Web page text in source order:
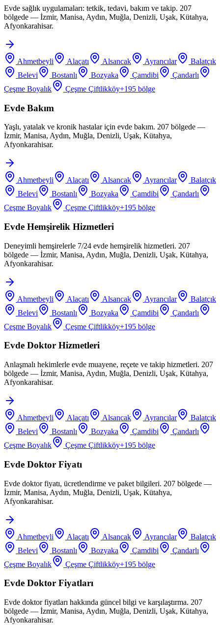
Evde sağlık uygulamaları: tetkik, tedavi, bakım ve takip. 207
bölgede — İzmir, Manisa, Aydın, Muğla, Denizli, Uşak, Kütahya,
Afyonkarahisar.
Ahmetbeyli Alaçatı Alsancak Ayrancılar
Balatçık
Belevi
Bostanlı Bozyaka Çamdibi
Çandarlı
Çeşme Boyalık
Çeşme Çiftlikköy+195 bölge
Evde Bakım
Yaşlı, yatalak ve kronik hastalar için evde bakım. 207 bölgede —
İzmir, Manisa, Aydın, Muğla, Denizli, Uşak, Kütahya,
Afyonkarahisar.
Ahmetbeyli Alaçatı Alsancak Ayrancılar
Balatçık
Belevi
Bostanlı Bozyaka Çamdibi
Çandarlı
Çeşme Boyalık
Çeşme Çiftlikköy+195 bölge
Evde Hemşirelik Hizmetleri
Deneyimli hemşirelerle 7/24 evde hemşirelik hizmetleri. 207
bölgede — İzmir, Manisa, Aydın, Muğla, Denizli, Uşak, Kütahya,
Afyonkarahisar.
Ahmetbeyli Alaçatı Alsancak Ayrancılar
Balatçık
Belevi
Bostanlı Bozyaka Çamdibi
Çandarlı
Çeşme Boyalık
Çeşme Çiftlikköy+195 bölge
Evde Doktor Hizmetleri
Anlaşmalı hekimlerle evde muayene, reçete ve takip hizmetleri. 207
bölgede — İzmir, Manisa, Aydın, Muğla, Denizli, Uşak, Kütahya,
Afyonkarahisar.
Ahmetbeyli Alaçatı Alsancak Ayrancılar
Balatçık
Belevi
Bostanlı Bozyaka Çamdibi
Çandarlı
Çeşme Boyalık
Çeşme Çiftlikköy+195 bölge
Evde Doktor Fiyatı
Evde doktor fiyatı, ücretlendirme ve paket bilgileri. 207 bölgede —
İzmir, Manisa, Aydın, Muğla, Denizli, Uşak, Kütahya,
Afyonkarahisar.
Ahmetbeyli Alaçatı Alsancak Ayrancılar
Balatçık
Belevi
Bostanlı Bozyaka Çamdibi
Çandarlı
Çeşme Boyalık
Çeşme Çiftlikköy+195 bölge
Evde Doktor Fiyatları
Evde doktor fiyatları hakkında güncel bilgi ve karşılaştırma. 207
bölgede — İzmir, Manisa, Aydın, Muğla, Denizli, Uşak, Kütahya,
Afyonkarahisar.